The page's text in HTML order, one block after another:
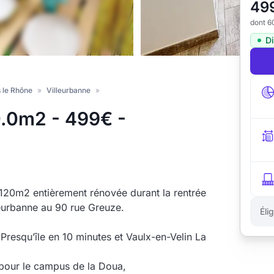
Rhône » Villeurbanne »
- 499€ -
entièrement rénovée durant la rentrée
au 90 rue Greuze.
en 10 minutes et Vaulx-en-Velin La
le campus de la Doua,
dont